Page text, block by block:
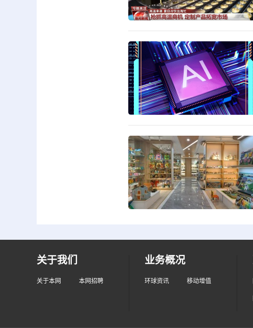
关于我们
关于本网 本网招聘
业务概况
环球资讯 移动增值